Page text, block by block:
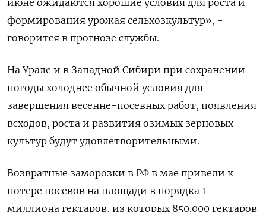
июне ожидаются хорошие условия для роста и
формирования урожая сельхозкультур», -
говорится в прогнозе службы.
На Урале и в Западной Сибири при сохранении
погоды холоднее обычной условия для
завершения весенне-посевных работ, появления
всходов, роста и развития озимых зерновых
культур будут удовлетворительными.
Возвратные заморозки в РФ в мае привели к
потере посевов на площади в порядка 1
миллиона гектаров, из которых 850.000 гектаров